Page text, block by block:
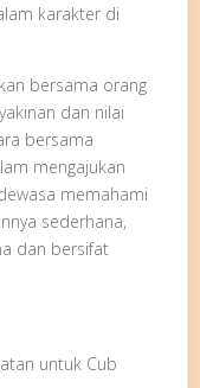
karakter di
bersama orang
dan nilai
bersama
mengajukan
memahami
sederhana,
dan bersifat
untuk Cub